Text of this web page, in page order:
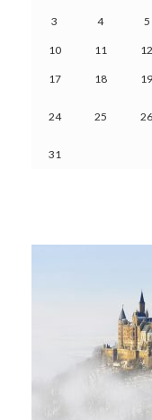
3 4 5
10 11 12
17 18 19
24 25 26
31